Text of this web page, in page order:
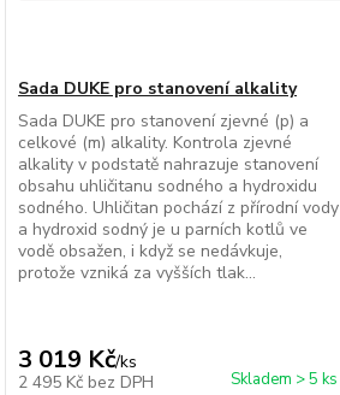
Sada DUKE pro stanovení alkality
Sada DUKE pro stanovení zjevné (p) a
celkové (m) alkality. Kontrola zjevné
alkality v podstatě nahrazuje stanovení
obsahu uhličitanu sodného a hydroxidu
sodného. Uhličitan pochází z přírodní vody
a hydroxid sodný je u parních kotlů ve
vodě obsažen, i když se nedávkuje,
protože vzniká za vyšších tlak...
3 019 Kč/ks
2 495 Kč bez DPH Skladem > 5 ks